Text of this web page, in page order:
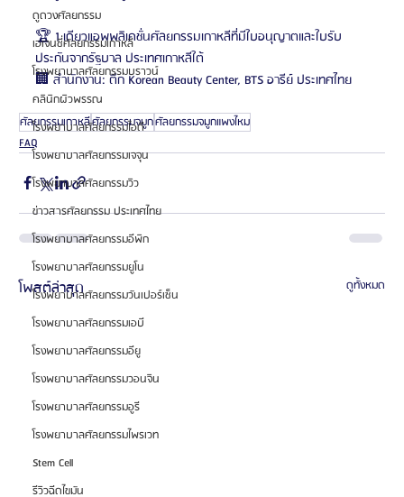
ดูดวงศัลยกรรม
เอเจนซี่ศัลยกรรมเกาหลี
โรงพยาบาลศัลยกรรมบราวน์
คลินิกผิวพรรณ
โรงพยาบาลศัลยกรรมไอดี
โรงพยาบาลศัลยกรรมเจจุน
โรงพยาบาลศัลยกรรมวิว
ข่าวสารศัลยกรรม ประเทศไทย
โรงพยาบาลศัลยกรรมอีพิก
โรงพยาบาลศัลยกรรมยูโน
โรงพยาบาลศัลยกรรมวันเปอร์เซ็น
โรงพยาบาลศัลยกรรมเอบี
โรงพยาบาลศัลยกรรมอียู
โรงพยาบาลศัลยกรรมวอนจิน
โรงพยาบาลศัลยกรรมอูรี
โรงพยาบาลศัลยกรรมไพรเวท
Stem Cell
รีวิวฉีดไขมัน
🏆 1 เดียวแอพพลิเคชั่นศัลยกรรมเกาหลีที่มีใบอนุญาตและใบรับ
ประกันจากรัฐบาล ประเทศเกาหลีใต้
🏢 สำนักงาน: ตึก Korean Beauty Center, BTS อารีย์ ประเทศไทย
ศัลยกรรมเกาหลีศัลยกรรมจมูกศัลยกรรมจมูกแพงไหม
FAQ
โพสต์ล่าสุด ดูทั้งหมด